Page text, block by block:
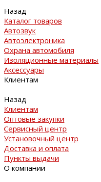
Назад
Каталог товаров
Автозвук
Автоэлектроника
Охрана автомобиля
Изоляционные материалы
Аксессуары
Клиентам
Назад
Клиентам
Оптовые закупки
Сервисный центр
Установочный центр
Доставка и оплата
Пункты выдачи
О компании